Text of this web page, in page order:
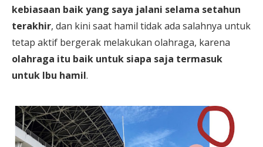
kebiasaan baik yang saya jalani selama setahun
terakhir, dan kini saat hamil tidak ada salahnya untuk
tetap aktif bergerak melakukan olahraga, karena
olahraga itu baik untuk siapa saja termasuk
untuk Ibu hamil.